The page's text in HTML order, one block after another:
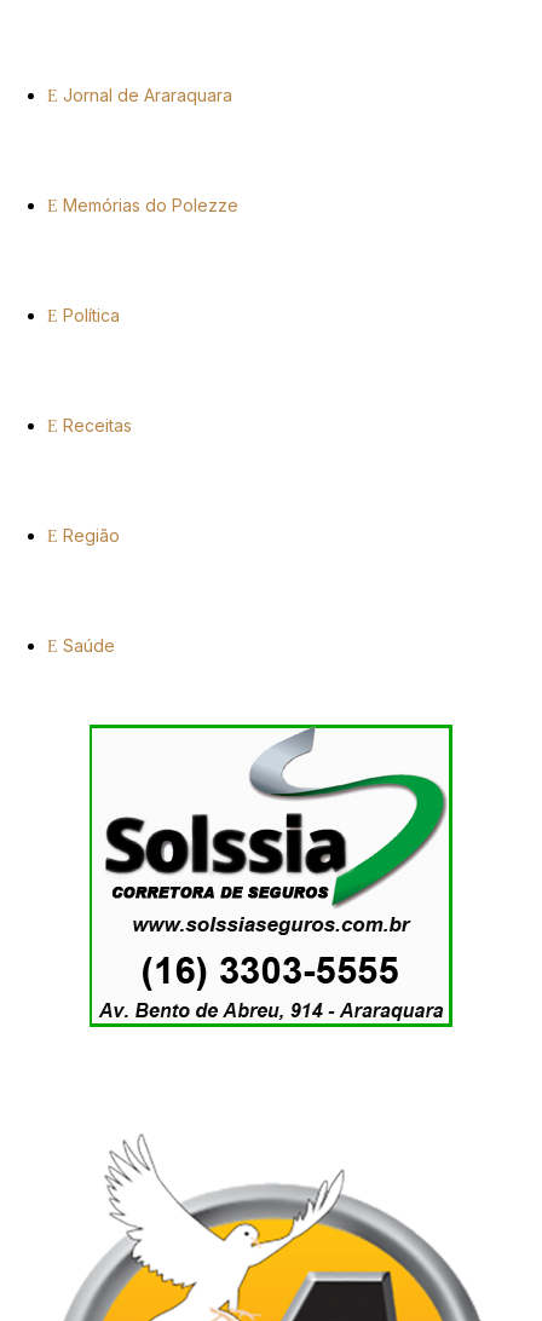
Jornal de Araraquara
Memórias do Polezze
Política
Receitas
Região
Saúde